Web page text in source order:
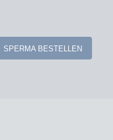
SPERMA BESTELLEN